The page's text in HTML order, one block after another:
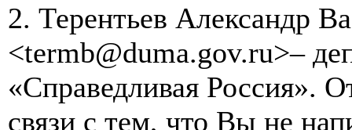
2. Терентьев Александр
<termb@duma.gov.ru>–
«Справедливая Россия».
связи с тем, что Вы не